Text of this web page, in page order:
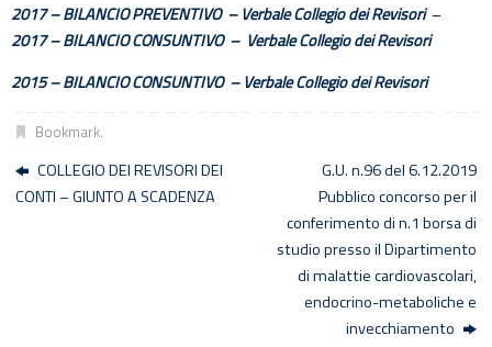
2017 – BILANCIO PREVENTIVO – Verbale Collegio dei Revisori–
2017 – BILANCIO CONSUNTIVO – Verbale Collegio dei Revisori
2015 – BILANCIO CONSUNTIVO – Verbale Collegio dei Revisori
Bookmark.
COLLEGIO DEI REVISORI DEI
CONTI – GIUNTO A SCADENZA
G.U. n.96 del 6.12.2019
Pubblico concorso per il
conferimento di n.1 borsa di
studio presso il Dipartimento
di malattie cardiovascolari,
endocrino-metaboliche e
invecchiamento